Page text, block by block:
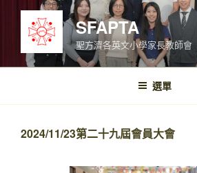
SFAPTA
聖方濟各英文小學家長教師會
選單
2024/11/23第二十九屆會員大會